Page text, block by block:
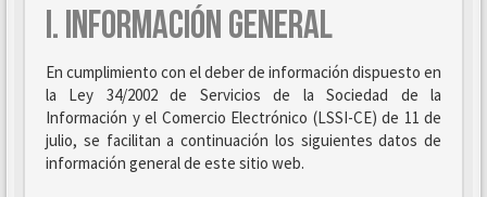
I. INFORMACIÓN GENERAL
En cumplimiento con el deber de información dispuesto en
la Ley 34/2002 de Servicios de la Sociedad de la
Información y el Comercio Electrónico (LSSI-CE) de 11 de
julio, se facilitan a continuación los siguientes datos de
información general de este sitio web.